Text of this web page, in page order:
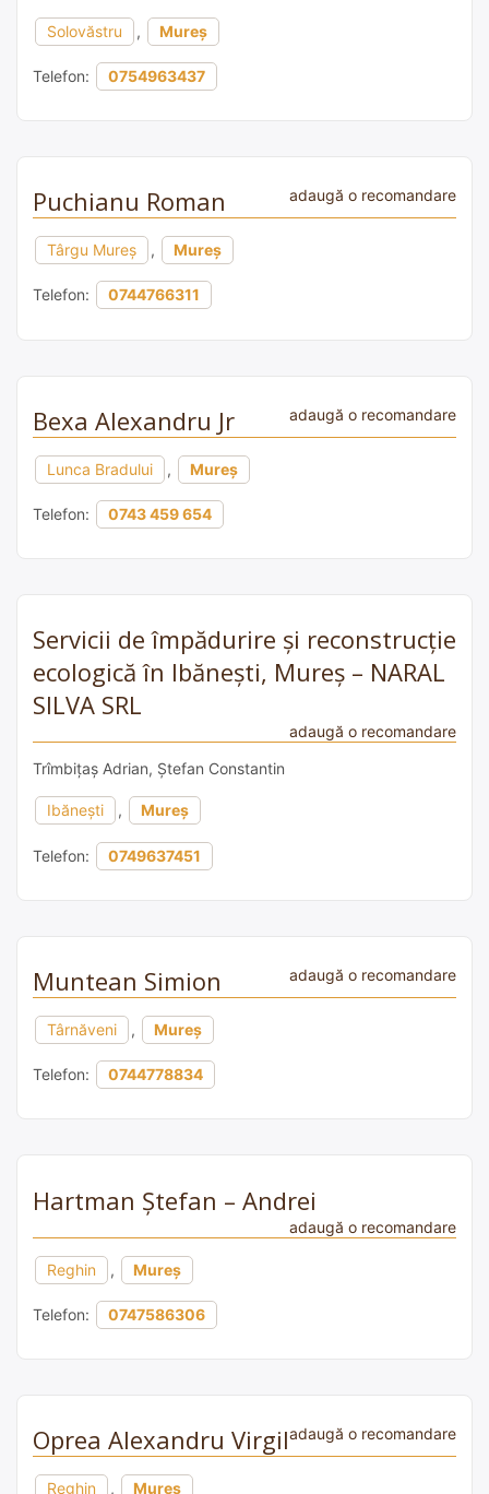
Solovăstru , Mureș
Telefon: 0754963437
Puchianu Roman adaugă o recomandare
Târgu Mureș , Mureș
Telefon: 0744766311
Bexa Alexandru Jr adaugă o recomandare
Lunca Bradului , Mureș
Telefon: 0743 459 654
Servicii de împădurire și reconstrucție
ecologică în Ibănești, Mureș – NARAL
SILVA SRL
adaugă o recomandare
Trîmbițaș Adrian, Ștefan Constantin
Ibănești , Mureș
Telefon: 0749637451
Muntean Simion adaugă o recomandare
Târnăveni , Mureș
Telefon: 0744778834
Hartman Ștefan – Andrei
adaugă o recomandare
Reghin , Mureș
Telefon: 0747586306
Oprea Alexandru Virgiladaugă o recomandare
Reghin , Mureș